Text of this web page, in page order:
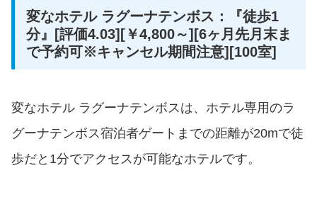
変なホテル ラグーナテンボス：『徒歩1
分』[評価4.03][￥4,800～][6ヶ月先月末ま
で予約可※キャンセル期間注意][100室]
変なホテル ラグーナテンボスは、ホテル専用のラ
グーナテンボス宿泊者ゲートまでの距離が20mで徒
歩だと1分でアクセスが可能なホテルです。